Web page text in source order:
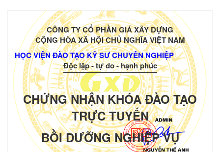
CÔNG TY CỔ PHẦN GIÁ XÂY DỰNG
CỘNG HÒA XÃ HỘI CHỦ NGHĨA VIỆT NAM
HỌC VIỆN ĐÀO TẠO KỸ SƯ CHUYÊN NGHIỆP
Độc lập - tự do - hạnh phúc
CHỨNG NHẬN KHÓA ĐÀO TẠO
TRỰC TUYẾN
BỒI DƯỠNG NGHIỆP VỤ